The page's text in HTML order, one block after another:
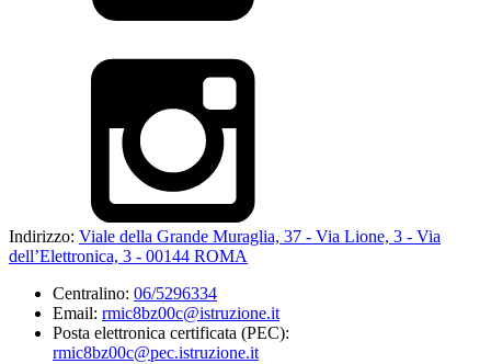
Indirizzo: Viale della Grande Muraglia, 37 - Via Lione, 3 - Via
dell’Elettronica, 3 - 00144 ROMA
Centralino: 06/5296334
Email: rmic8bz00c@istruzione.it
Posta elettronica certificata (PEC):
rmic8bz00c@pec.istruzione.it